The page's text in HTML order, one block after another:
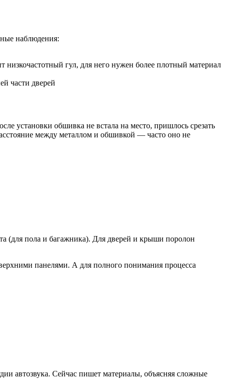
наблюдения:
гул, для него нужен более плотный материал
части дверей
установки обшивка не встала на место, пришлось срезать
между металлом и обшивкой — часто оно не
(для пола и багажника). Для дверей и крыши поролон
панелями. А для полного понимания процесса
автозвука. Сейчас пишет материалы, объясняя сложные